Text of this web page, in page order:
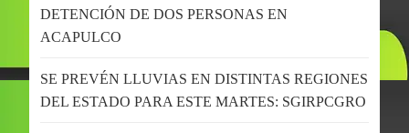
DETENCIÓN DE DOS PERSONAS EN
ACAPULCO
SE PREVÉN LLUVIAS EN DISTINTAS REGIONES
DEL ESTADO PARA ESTE MARTES: SGIRPCGRO